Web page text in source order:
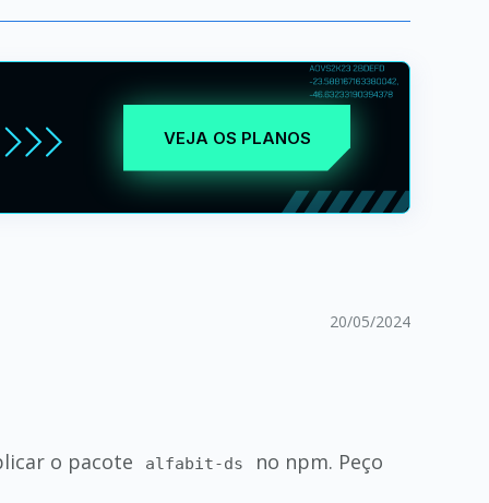
VEJA OS PLANOS
20/05/2024
o pacote alfabit-ds no npm. Peço